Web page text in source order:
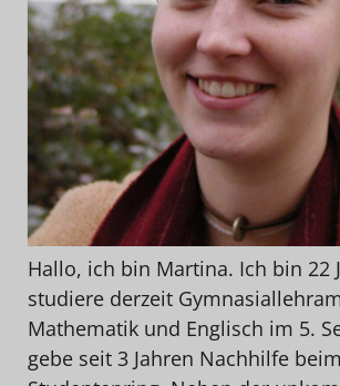
Hallo, ich bin Martina. Ich bin 22
studiere derzeit
Mathematik und Englisch im 5.
gebe seit 3 Jahren Nachhilfe beim